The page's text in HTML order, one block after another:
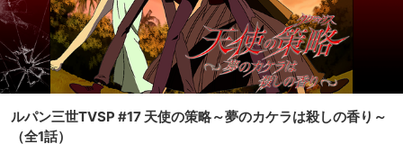
ルパン三世TVSP #17 天使の策略～夢のカケラは殺しの香り～
（全1話）